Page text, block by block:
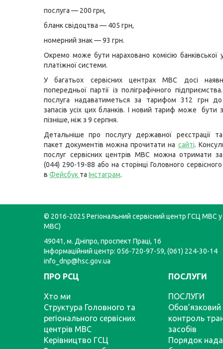
послуга — 200 грн,
бланк свідоцтва — 405 грн,
номерний знак — 93 грн.
Окремо може бути нараховано комісію банківської
платіжної системи.
У багатьох сервісних центрах МВС досі
попередньої партії із поліграфічного
послуга надаватиметься за тарифом 312 грн до
запасів усіх цих бланків. І новий тариф може бути
пізніше, ніж з 9 серпня.
Детальніше про послугу державної реєстрації
пакет документів можна прочитати на сайті.
послуг сервісних центрів МВС можна отримати
(044) 290-19-88 або на сторінці Головного
в Фейсбук та Інстаграм.
© 2016-2025 Регіональний сервісний центр ГСЦ МВС у
МВС)
49041, м. Дніпро, проспект Праці, 16
Інформаційний центр: 056-720-97-59, (061) 224-30-14
info_dnp@hsc.gov.ua
ПРО РСЦ
Хто ми
Структура Головного та
регіонального сервісних
центрів МВС
Керівництво ГСЦ
ПОСЛУГИ
ПОСЛУГИ
Обов’язковий
контроль
засобів
Порядок